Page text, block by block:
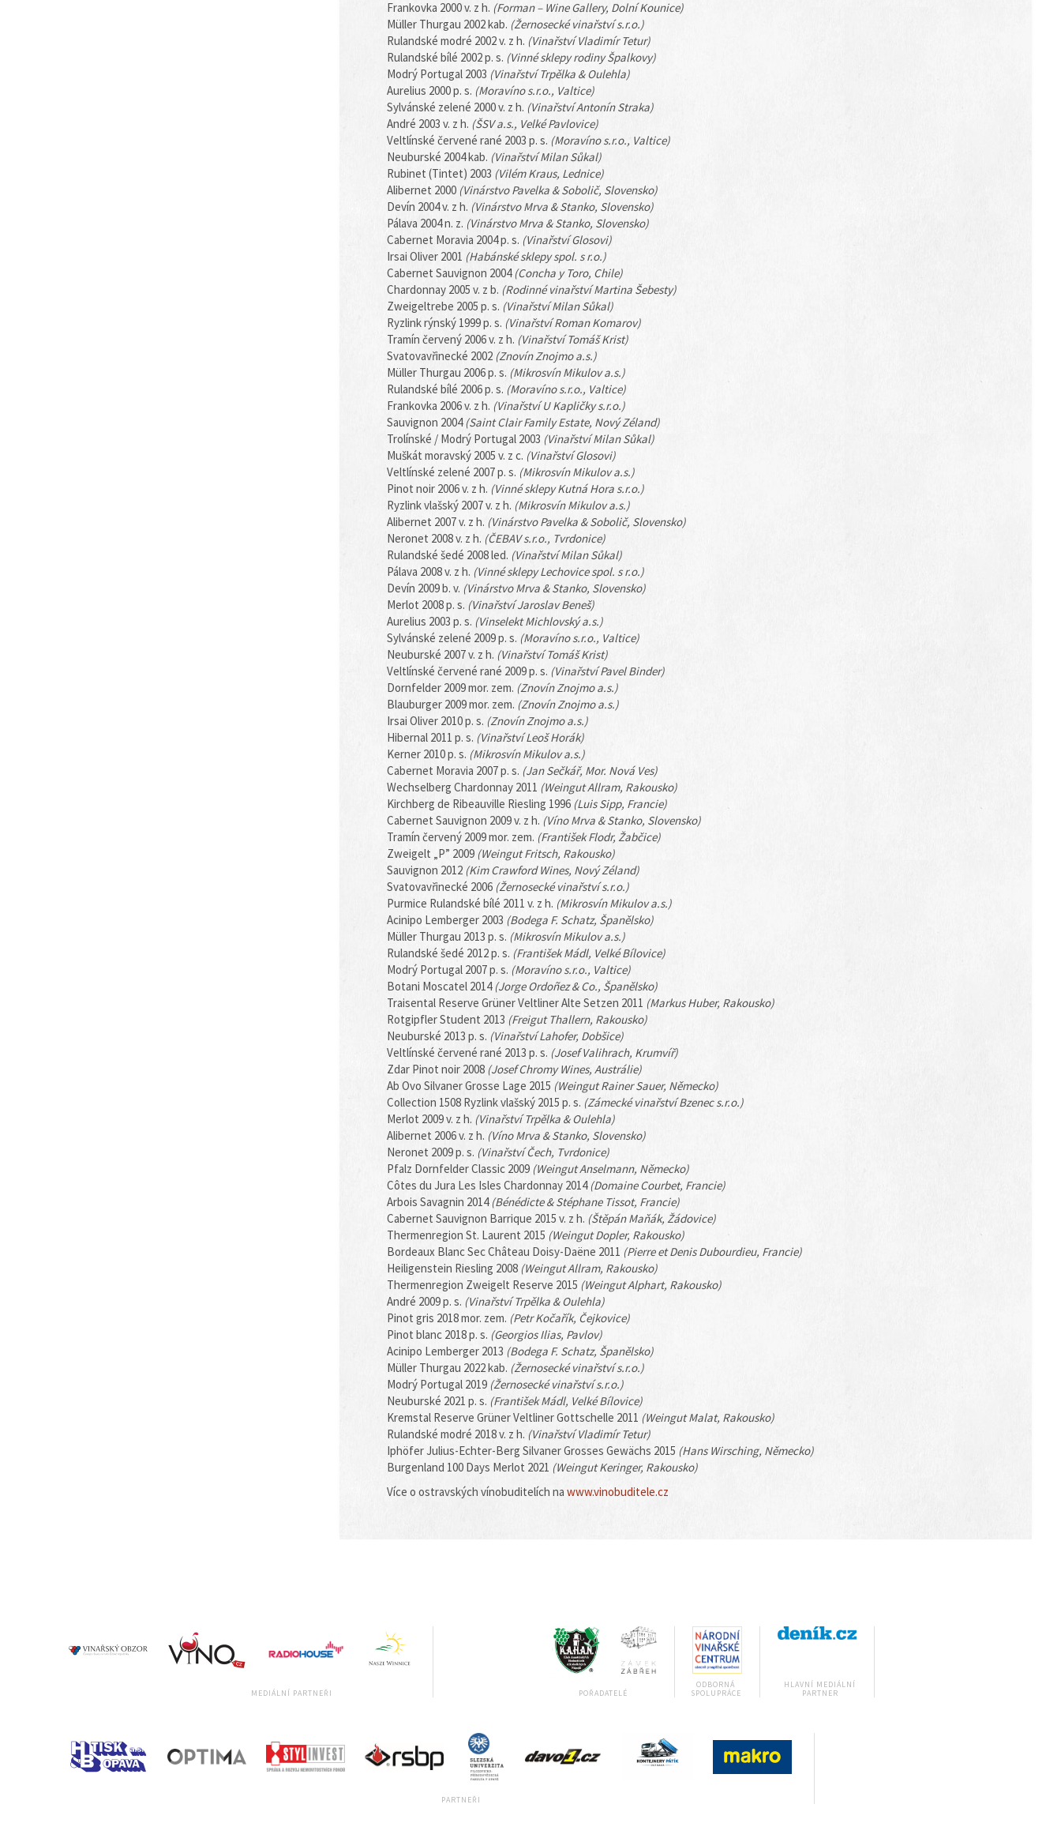
Frankovka 2000 v. z h. (Forman – Wine Gallery, Dolní Kounice)
Müller Thurgau 2002 kab. (Žernosecké vinařství s.r.o.)
Rulandské modré 2002 v. z h. (Vinařství Vladimír Tetur)
Rulandské bílé 2002 p. s. (Vinné sklepy rodiny Špalkovy)
Modrý Portugal 2003 (Vinařství Trpělka & Oulehla)
Aurelius 2000 p. s. (Moravíno s.r.o., Valtice)
Sylvánské zelené 2000 v. z h. (Vinařství Antonín Straka)
André 2003 v. z h. (ŠSV a.s., Velké Pavlovice)
Veltlínské červené rané 2003 p. s. (Moravíno s.r.o., Valtice)
Neuburské 2004 kab. (Vinařství Milan Sůkal)
Rubinet (Tintet) 2003 (Vilém Kraus, Lednice)
Alibernet 2000 (Vinárstvo Pavelka & Sobolič, Slovensko)
Devín 2004 v. z h. (Vinárstvo Mrva & Stanko, Slovensko)
Pálava 2004 n. z. (Vinárstvo Mrva & Stanko, Slovensko)
Cabernet Moravia 2004 p. s. (Vinařství Glosovi)
Irsai Oliver 2001 (Habánské sklepy spol. s r.o.)
Cabernet Sauvignon 2004 (Concha y Toro, Chile)
Chardonnay 2005 v. z b. (Rodinné vinařství Martina Šebesty)
Zweigeltrebe 2005 p. s. (Vinařství Milan Sůkal)
Ryzlink rýnský 1999 p. s. (Vinařství Roman Komarov)
Tramín červený 2006 v. z h. (Vinařství Tomáš Krist)
Svatovavřinecké 2002 (Znovín Znojmo a.s.)
Müller Thurgau 2006 p. s. (Mikrosvín Mikulov a.s.)
Rulandské bílé 2006 p. s. (Moravíno s.r.o., Valtice)
Frankovka 2006 v. z h. (Vinařství U Kapličky s.r.o.)
Sauvignon 2004 (Saint Clair Family Estate, Nový Zéland)
Trolínské / Modrý Portugal 2003 (Vinařství Milan Sůkal)
Muškát moravský 2005 v. z c. (Vinařství Glosovi)
Veltlínské zelené 2007 p. s. (Mikrosvín Mikulov a.s.)
Pinot noir 2006 v. z h. (Vinné sklepy Kutná Hora s.r.o.)
Ryzlink vlašský 2007 v. z h. (Mikrosvín Mikulov a.s.)
Alibernet 2007 v. z h. (Vinárstvo Pavelka & Sobolič, Slovensko)
Neronet 2008 v. z h. (ČEBAV s.r.o., Tvrdonice)
Rulandské šedé 2008 led. (Vinařství Milan Sůkal)
Pálava 2008 v. z h. (Vinné sklepy Lechovice spol. s r.o.)
Devín 2009 b. v. (Vinárstvo Mrva & Stanko, Slovensko)
Merlot 2008 p. s. (Vinařství Jaroslav Beneš)
Aurelius 2003 p. s. (Vinselekt Michlovský a.s.)
Sylvánské zelené 2009 p. s. (Moravíno s.r.o., Valtice)
Neuburské 2007 v. z h. (Vinařství Tomáš Krist)
Veltlínské červené rané 2009 p. s. (Vinařství Pavel Binder)
Dornfelder 2009 mor. zem. (Znovín Znojmo a.s.)
Blauburger 2009 mor. zem. (Znovín Znojmo a.s.)
Irsai Oliver 2010 p. s. (Znovín Znojmo a.s.)
Hibernal 2011 p. s. (Vinařství Leoš Horák)
Kerner 2010 p. s. (Mikrosvín Mikulov a.s.)
Cabernet Moravia 2007 p. s. (Jan Sečkář, Mor. Nová Ves)
Wechselberg Chardonnay 2011 (Weingut Allram, Rakousko)
Kirchberg de Ribeauville Riesling 1996 (Luis Sipp, Francie)
Cabernet Sauvignon 2009 v. z h. (Víno Mrva & Stanko, Slovensko)
Tramín červený 2009 mor. zem. (František Flodr, Žabčice)
Zweigelt „P” 2009 (Weingut Fritsch, Rakousko)
Sauvignon 2012(Kim Crawford Wines, Nový Zéland)
Svatovavřinecké 2006 (Žernosecké vinařství s.r.o.)
Purmice Rulandské bílé 2011 v. z h. (Mikrosvín Mikulov a.s.)
Acinipo Lemberger 2003 (Bodega F. Schatz, Španělsko)
Müller Thurgau 2013 p. s. (Mikrosvín Mikulov a.s.)
Rulandské šedé 2012 p. s. (František Mádl, Velké Bílovice)
Modrý Portugal 2007 p. s. (Moravíno s.r.o., Valtice)
Botani Moscatel 2014(Jorge Ordoñez & Co., Španělsko)
Traisental Reserve Grüner Veltliner Alte Setzen 2011 (Markus Huber, Rakousko)
Rotgipfler Student 2013 (Freigut Thallern, Rakousko)
Neuburské 2013 p. s. (Vinařství Lahofer, Dobšice)
Veltlínské červené rané 2013 p. s. (Josef Valihrach, Krumvíř)
Zdar Pinot noir 2008(Josef Chromy Wines, Austrálie)
Ab Ovo Silvaner Grosse Lage 2015 (Weingut Rainer Sauer, Německo)
Collection 1508 Ryzlink vlašský 2015 p. s. (Zámecké vinařství Bzenec s.r.o.)
Merlot 2009 v. z h. (Vinařství Trpělka & Oulehla)
Alibernet 2006 v. z h. (Víno Mrva & Stanko, Slovensko)
Neronet 2009 p. s. (Vinařství Čech, Tvrdonice)
Pfalz Dornfelder Classic 2009 (Weingut Anselmann, Německo)
Côtes du Jura Les Isles Chardonnay 2014 (Domaine Courbet, Francie)
Arbois Savagnin 2014 (Bénédicte & Stéphane Tissot, Francie)
Cabernet Sauvignon Barrique 2015 v. z h. (Štěpán Maňák, Žádovice)
Thermenregion St. Laurent 2015 (Weingut Dopler, Rakousko)
Bordeaux Blanc Sec Château Doisy-Daëne 2011 (Pierre et Denis Dubourdieu, Francie)
Heiligenstein Riesling 2008 (Weingut Allram, Rakousko)
Thermenregion Zweigelt Reserve 2015 (Weingut Alphart, Rakousko)
André 2009 p. s. (Vinařství Trpělka & Oulehla)
Pinot gris 2018 mor. zem. (Petr Kočařík, Čejkovice)
Pinot blanc 2018 p. s. (Georgios Ilias, Pavlov)
Acinipo Lemberger 2013 (Bodega F. Schatz, Španělsko)
Müller Thurgau 2022 kab. (Žernosecké vinařství s.r.o.)
Modrý Portugal 2019 (Žernosecké vinařství s.r.o.)
Neuburské 2021 p. s. (František Mádl, Velké Bílovice)
Kremstal Reserve Grüner Veltliner Gottschelle 2011 (Weingut Malat, Rakousko)
Rulandské modré 2018 v. z h. (Vinařství Vladimír Tetur)
Iphöfer Julius-Echter-Berg Silvaner Grosses Gewächs 2015 (Hans Wirsching, Německo)
Burgenland 100 Days Merlot 2021 (Weingut Keringer, Rakousko)
Více o ostravských vínobuditelích na www.vinobuditele.cz